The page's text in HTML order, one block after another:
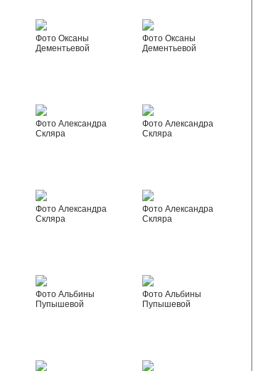
Фото Оксаны
Дементьевой
Фото Оксаны
Дементьевой
Фото Александра
Скляра
Фото Александра
Скляра
Фото Александра
Скляра
Фото Александра
Скляра
Фото Альбины
Пупышевой
Фото Альбины
Пупышевой